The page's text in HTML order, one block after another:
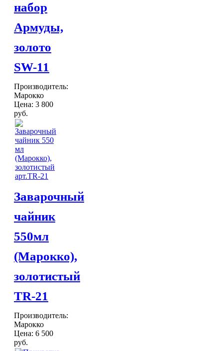
набор
Армуды,
золото
SW-11
Производитель:
Марокко
Цена: 3 800
руб.
Заварочный
чайник
550мл
(Марокко),
золотистый
TR-21
Производитель:
Марокко
Цена: 6 500
руб.